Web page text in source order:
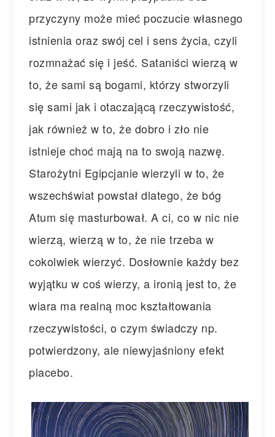
przyczyny może mieć poczucie własnego
istnienia oraz swój cel i sens życia, czyli
rozmnażać się i jeść. Sataniści wierzą w
to, że sami są bogami, którzy stworzyli
się sami jak i otaczającą rzeczywistość,
jak również w to, że dobro i zło nie
istnieje choć mają na to swoją nazwę.
Starożytni Egipcjanie wierzyli w to, że
wszechświat powstał dlatego, że bóg
Atum się masturbował. A ci, co w nic nie
wierzą, wierzą w to, że nie trzeba w
cokolwiek wierzyć. Dosłownie każdy bez
wyjątku w coś wierzy, a ironią jest to, że
wiara ma realną moc kształtowania
rzeczywistości, o czym świadczy np.
potwierdzony, ale niewyjaśniony efekt
placebo.